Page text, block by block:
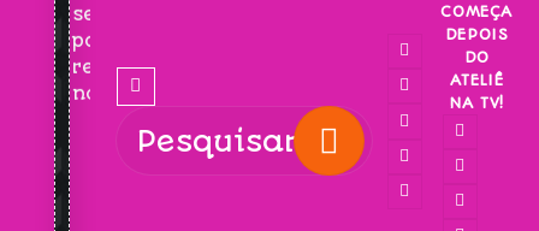
se
para
receber
novidades!
COMEÇA
DEPOIS
DO
ATELIÊ
NA TV!